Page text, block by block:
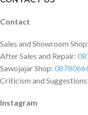
Contact
Sales and Showroom Shop:
After Sales and Repair:
Sawojajar Shop:
Criticism and Suggestions:
Instagram